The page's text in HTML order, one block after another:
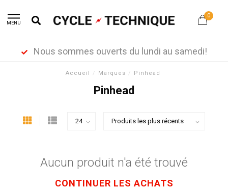
MENU
0
Nous sommes ouverts du lundi au samedi!
Accueil / Marques / Pinhead
Pinhead
Aucun produit n'a été trouvé
CONTINUER LES ACHATS